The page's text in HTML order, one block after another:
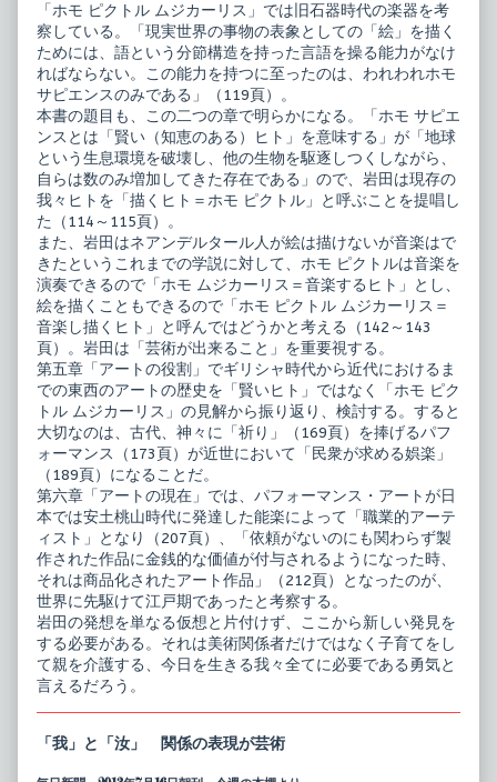
「ホモ ピクトル ムジカーリス」では旧石器時代の楽器を考
察している。「現実世界の事物の表象としての「絵」を描く
ためには、語という分節構造を持った言語を操る能力がなけ
ればならない。この能力を持つに至ったのは、われわれホモ
サピエンスのみである」（119頁）。
本書の題目も、この二つの章で明らかになる。「ホモ サピエ
ンスとは「賢い（知恵のある）ヒト」を意味する」が「地球
という生息環境を破壊し、他の生物を駆逐しつくしながら、
自らは数のみ増加してきた存在である」ので、岩田は現存の
我々ヒトを「描くヒト＝ホモ ピクトル」と呼ぶことを提唱し
た（114～115頁）。
また、岩田はネアンデルタール人が絵は描けないが音楽はで
きたというこれまでの学説に対して、ホモ ピクトルは音楽を
演奏できるので「ホモ ムジカーリス＝音楽するヒト」とし、
絵を描くこともできるので「ホモ ピクトル ムジカーリス＝
音楽し描くヒト」と呼んではどうかと考える（142～143
頁）。岩田は「芸術が出来ること」を重要視する。
第五章「アートの役割」でギリシャ時代から近代におけるま
での東西のアートの歴史を「賢いヒト」ではなく「ホモ ピク
トル ムジカーリス」の見解から振り返り、検討する。すると
大切なのは、古代、神々に「祈り」（169頁）を捧げるパフ
ォーマンス（173頁）が近世において「民衆が求める娯楽」
（189頁）になることだ。
第六章「アートの現在」では、パフォーマンス・アートが日
本では安土桃山時代に発達した能楽によって「職業的アーテ
ィスト」となり（207頁）、「依頼がないのにも関わらず製
作された作品に金銭的な価値が付与されるようになった時、
それは商品化されたアート作品」（212頁）となったのが、
世界に先駆けて江戸期であったと考察する。
岩田の発想を単なる仮想と片付けず、ここから新しい発見を
する必要がある。それは美術関係者だけではなく子育てをし
て親を介護する、今日を生きる我々全てに必要である勇気と
言えるだろう。
「我」と「汝」 関係の表現が芸術